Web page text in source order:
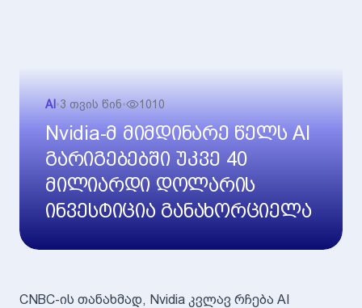
AI •3 თვის წინ• 1010
Nvidia-მ მიმდინარე წელს AI
გარიგებებში უკვე 40
მილიარდი დოლარის
ინვესტიცია განახორციელა
CNBC-ის თანახმად, Nvidia კვლავ რჩება AI